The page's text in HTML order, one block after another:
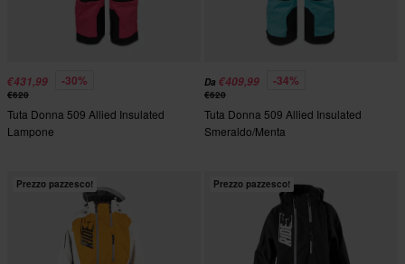
€431,99 -30%
€620
Tuta Donna 509 Allied Insulated
Lampone
Da €409,99 -34%
€620
Tuta Donna 509 Allied Insulated
Smeraldo/Menta
Prezzo pazzesco! Prezzo pazzesco!